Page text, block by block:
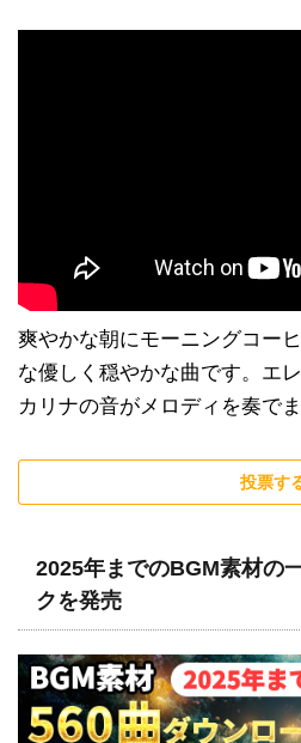
爽やかな朝にモーニングコー
な優しく穏やかな曲です。エ
カリナの音がメロディを奏でま
投票す
2025年までのBGM素材の
クを発売